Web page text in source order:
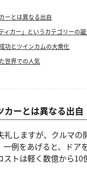
ーとは異なる出自
ィカー」というカテゴリーの
功とツインカムの大衆化
世界での人気
カーとは異なる出自
礼しますが、クルマの
一例をあげると、ドア
ストは軽く数億から10